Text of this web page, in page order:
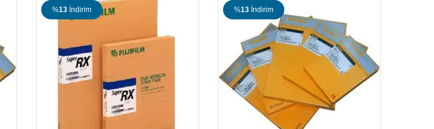
%13 İndirim %13 İndirim